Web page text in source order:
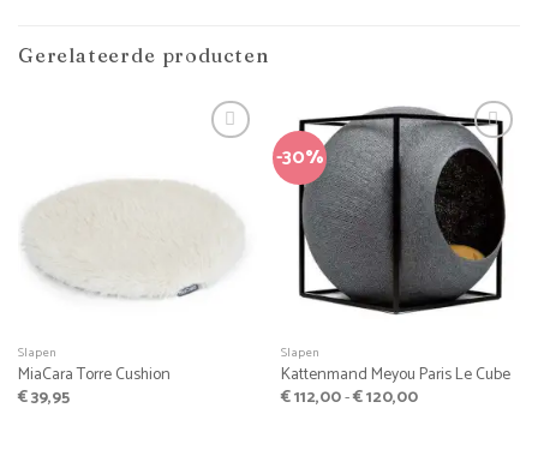
Gerelateerde producten
Slapen
MiaCara Torre Cushion
€39,95
-30%
Slapen
Kattenmand Meyou Paris Le Cube
€112,00-€120,00Prijsklasse: